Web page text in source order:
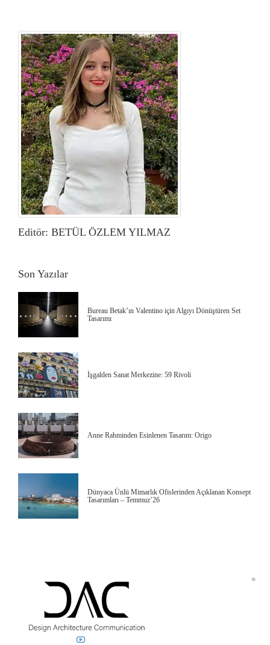
Editör: BETÜL ÖZLEM YILMAZ
Son Yazılar
Bureau Betak’ın Valentino için Algıyı Dönüştüren Set
Tasarımı
İşgalden Sanat Merkezine: 59 Rivoli
Anne Rahminden Esinlenen Tasarım: Origo
Dünyaca Ünlü Mimarlık Ofislerinden Açıklanan Konsept
Tasarımları – Temmuz’26
©